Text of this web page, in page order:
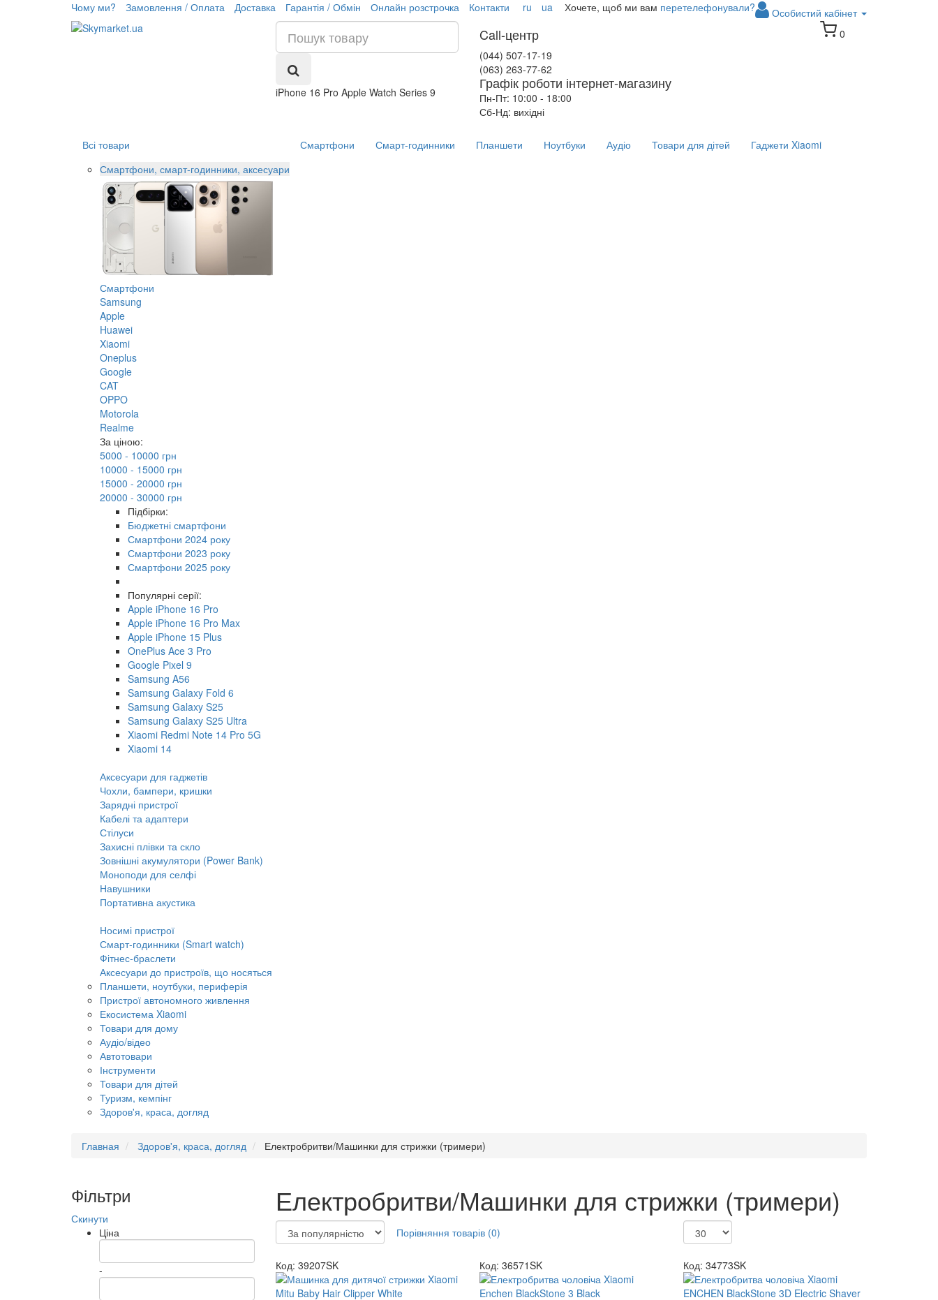
Чому ми? Замовлення / Оплата Доставка Гарантія / Обмін Онлайн розстрочка Контакти ru ua Особистий кабінет
Хочете, щоб ми вам перетелефонували?
iPhone 16 Pro Apple Watch Series 9
Call-центр
(044) 507-17-19
(063) 263-77-62
Графік роботи інтернет-магазину
Пн-Пт: 10:00 - 18:00
Сб-Нд: вихідні
0
Всі товари
Смартфони, смарт-годинники, аксесуари
Смартфони
Samsung
Apple
Huawei
Xiaomi
Oneplus
Google
CAT
OPPO
Motorola
Realme
За ціною:
5000 - 10000 грн
10000 - 15000 грн
15000 - 20000 грн
20000 - 30000 грн
Підбірки:
Бюджетні смартфони
Смартфони 2024 року
Смартфони 2023 року
Смартфони 2025 року
Популярні серії:
Apple iPhone 16 Pro
Apple iPhone 16 Pro Max
Apple iPhone 15 Plus
OnePlus Ace 3 Pro
Google Pixel 9
Samsung A56
Samsung Galaxy Fold 6
Samsung Galaxy S25
Samsung Galaxy S25 Ultra
Xiaomi Redmi Note 14 Pro 5G
Xiaomi 14
Аксесуари для гаджетів
Чохли, бампери, кришки
Зарядні пристрої
Кабелі та адаптери
Стілуси
Захисні плівки та скло
Зовнішні акумулятори (Power Bank)
Моноподи для селфі
Навушники
Портативна акустика
Носимі пристрої
Смарт-годинники (Smart watch)
Фітнес-браслети
Аксесуари до пристроїв, що носяться
Планшети, ноутбуки, периферія
Пристрої автономного живлення
Екосистема Xiaomi
Товари для дому
Аудіо/відео
Автотовари
Інструменти
Товари для дітей
Туризм, кемпінг
Здоров'я, краса, догляд
Смартфони Смарт-годинники Планшети Ноутбуки Аудіо Товари для дітей Гаджети Xiaomi
Главная Здоров'я, краса, догляд Електробритви/Машинки для стрижки (тримери)
Фільтри
Скинути
Ціна
-
Електробритви/Машинки для стрижки (тримери)
Порівняння товарів (0)
Код: 39207SK Код: 36571SK Код: 34773SK